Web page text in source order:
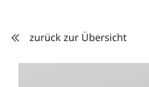
zurück zur Übersicht